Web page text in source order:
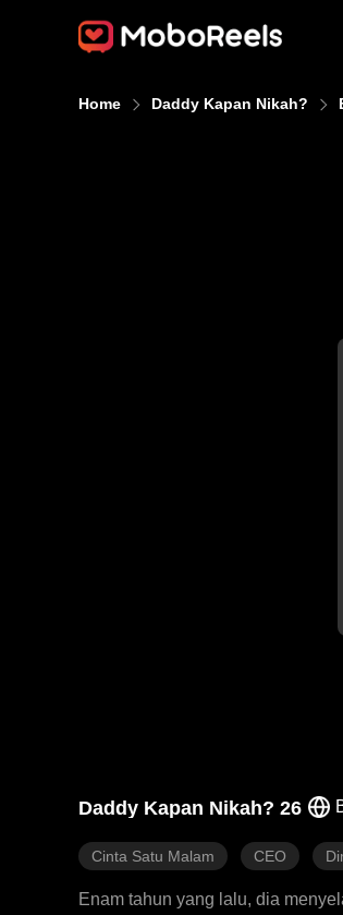
Home Daddy Kapan Nikah?
Daddy Kapan Nikah? 26
Cinta Satu Malam CEO
Enam tahun yang lalu, dia